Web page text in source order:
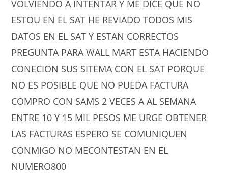
VOLVIENDO A INTENTAR Y ME DICE QUE NO
ESTOU EN EL SAT HE REVIADO TODOS MIS
DATOS EN EL SAT Y ESTAN CORRECTOS
PREGUNTA PARA WALL MART ESTA HACIENDO
CONECION SUS SITEMA CON EL SAT PORQUE
NO ES POSIBLE QUE NO PUEDA FACTURA
COMPRO CON SAMS 2 VECES A AL SEMANA
ENTRE 10 Y 15 MIL PESOS ME URGE OBTENER
LAS FACTURAS ESPERO SE COMUNIQUEN
CONMIGO NO MECONTESTAN EN EL
NUMERO800